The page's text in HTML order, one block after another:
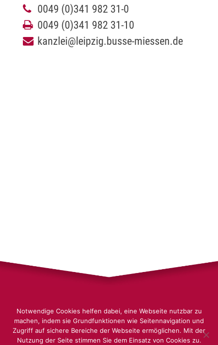
0049 (0)341 982 31-0
0049 (0)341 982 31-10
kanzlei@leipzig.busse-miessen.de
Impressum Datenschutz
Notwendige Cookies helfen dabei, eine Webseite nutzbar zu
machen, indem sie Grundfunktionen wie Seitennavigation und
Zugriff auf sichere Bereiche der Webseite ermöglichen. Mit der
Nutzung der Seite stimmen Sie dem Einsatz von Cookies zu.